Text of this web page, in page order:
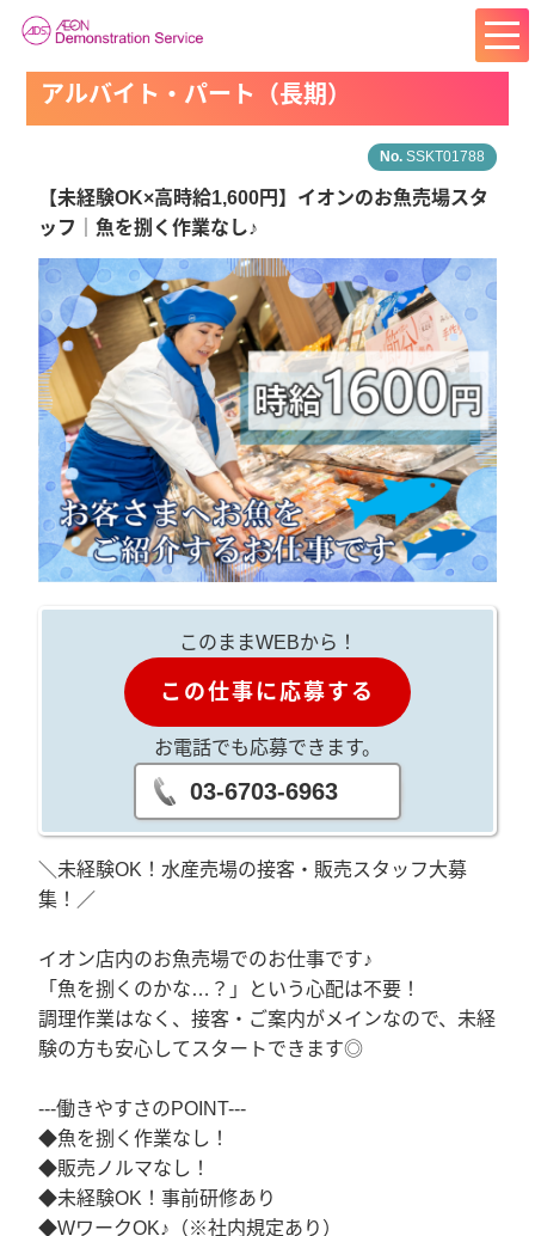
アルバイト・パート（長期）
SSKT01788
【未経験OK×高時給1,600円】イオンのお魚売場スタ
ッフ｜魚を捌く作業なし♪
このままWEBから！
この仕事に応募する
お電話でも応募できます。
03-6703-6963
＼未経験OK！水産売場の接客・販売スタッフ大募
集！／
イオン店内のお魚売場でのお仕事です♪
「魚を捌くのかな…？」という心配は不要！
調理作業はなく、接客・ご案内がメインなので、未経
験の方も安心してスタートできます◎
---働きやすさのPOINT---
◆魚を捌く作業なし！
◆販売ノルマなし！
◆未経験OK！事前研修あり
◆WワークOK♪（※社内規定あり）